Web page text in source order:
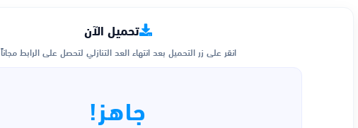
تحميل الآن
انقر على زر التحميل بعد انتهاء العد التنازلي لتحصل على الرابط مجاناً
جاهز!